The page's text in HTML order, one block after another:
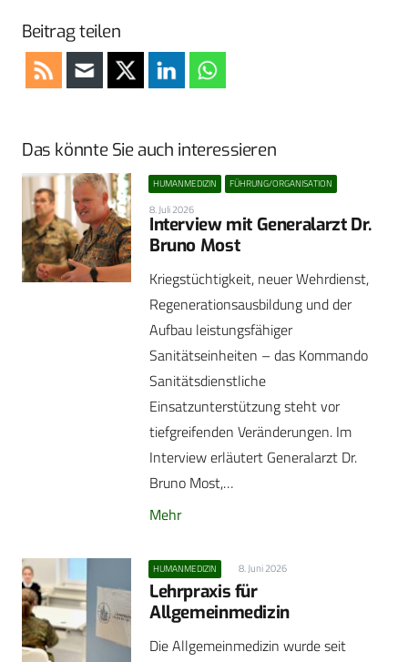
Beitrag teilen
Das könnte Sie auch interessieren
HUMANMEDIZIN FÜHRUNG/ORGANISATION
8. Juli 2026
Interview mit Generalarzt Dr.
Bruno Most
Kriegstüchtigkeit, neuer Wehrdienst,
Regenerationsausbildung und der
Aufbau leistungsfähiger
Sanitätseinheiten – das Kommando
Sanitätsdienstliche
Einsatzunterstützung steht vor
tiefgreifenden Veränderungen. Im
Interview erläutert Generalarzt Dr.
Bruno Most,…
Mehr
HUMANMEDIZIN 8. Juni 2026
Lehrpraxis für
Allgemeinmedizin
Die Allgemeinmedizin wurde seit